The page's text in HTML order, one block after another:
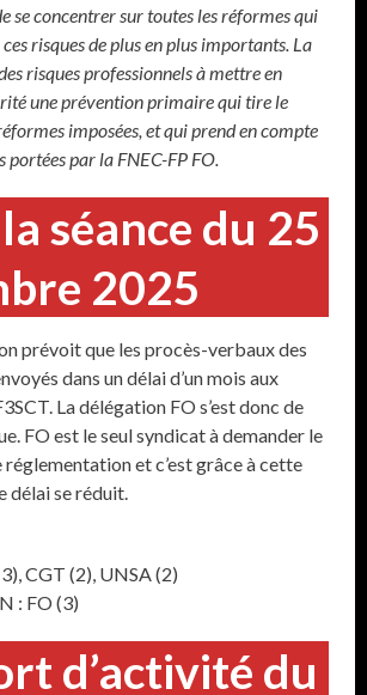
se concentrer sur toutes les réformes qui
ces risques de plus en plus importants. La
risques professionnels à mettre en
une prévention primaire qui tire le
imposées, et qui prend en compte
portées par la FNEC-FP FO.
séance du 25
2025
prévoit que les procès-verbaux des
dans un délai d’un mois aux
La délégation FO s’est donc de
FO est le seul syndicat à demander le
et c’est grâce à cette
délai se réduit.
CGT (2), UNSA (2)
: FO (3)
d’activité du